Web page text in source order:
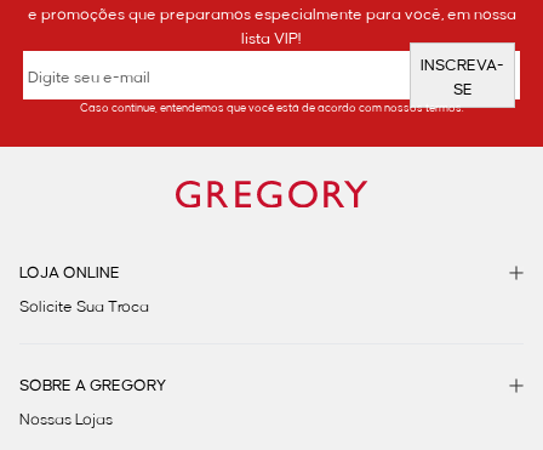
e promoções que preparamos especialmente para você, em nossa
lista VIP!
INSCREVA-
SE
Caso continue, entendemos que você está de acordo com nossos termos.
LOJA ONLINE
Solicite Sua Troca
SOBRE A GREGORY
Nossas Lojas